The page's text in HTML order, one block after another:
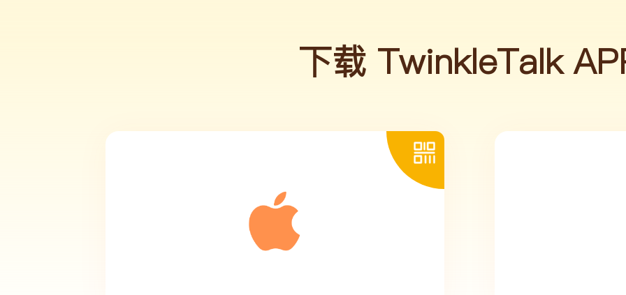
下载 TwinkleTalk